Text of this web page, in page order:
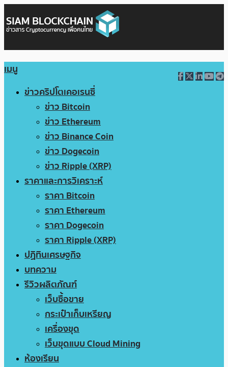
เมนู
ข่าวคริปโตเคอเรนซี่
ข่าว Bitcoin
ข่าว Ethereum
ข่าว Binance Coin
ข่าว Dogecoin
ข่าว Ripple (XRP)
ราคาและการวิเคราะห์
ราคา Bitcoin
ราคา Ethereum
ราคา Dogecoin
ราคา Ripple (XRP)
ปฏิทินเศรษฐกิจ
บทความ
รีวิวผลิตภัณฑ์
เว็บซื้อขาย
กระเป๋าเก็บเหรียญ
เครื่องขุด
เว็บขุดแบบ Cloud Mining
ห้องเรียน